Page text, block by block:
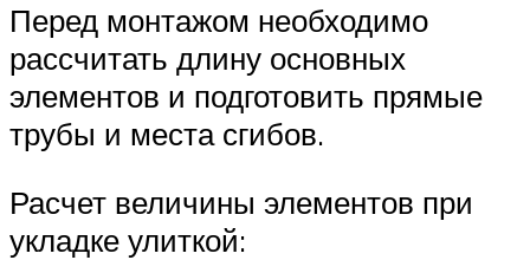
Перед монтажом необходимо
рассчитать длину основных
элементов и подготовить прямые
трубы и места сгибов.
Расчет величины элементов при
укладке улиткой: